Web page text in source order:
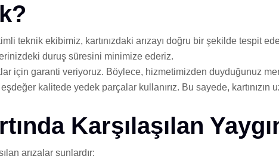
teknik ekibimiz, kartınızdaki arızayı doğru bir şekilde tespit
duruş süresini minimize ederiz.
için garanti veriyoruz. Böylece, hizmetimizden duyduğunuz
kalitede yedek parçalar kullanırız. Bu sayede, kartınızın
Karşılaşılan
arızalar şunlardır: